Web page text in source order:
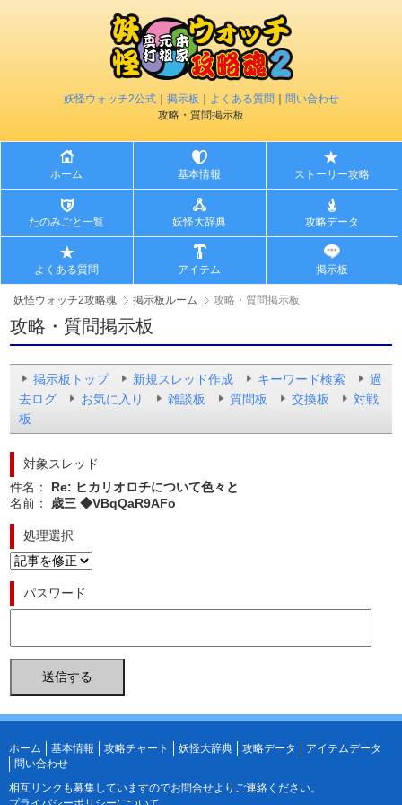
妖怪ウォッチ2公式｜ 掲示板 よくある質問
問い合わせ
攻略・質問掲示板
ホーム 基本情報 ストーリー攻略
たのみごと一覧 妖怪大辞典 攻略データ
よくある質問 アイテム 掲示板
妖怪ウォッチ2攻略魂 掲示板ルーム 攻略・質問掲示板
攻略・質問掲示板
掲示板トップ 新規スレッド作成 キーワード検索
過
去ログ
お気に入り 雑談板 質問板 交換板
対戦
板
対象スレッド
件名： Re: ヒカリオロチについて色々と
名前： 歳三 ◆VBqQaR9AFo
処理選択
パスワード
ホーム 基本情報 攻略チャート 妖怪大辞典 攻略データ
アイテムデータ
問い合わせ
相互リンクも募集していますのでお問合せよりご連絡ください。